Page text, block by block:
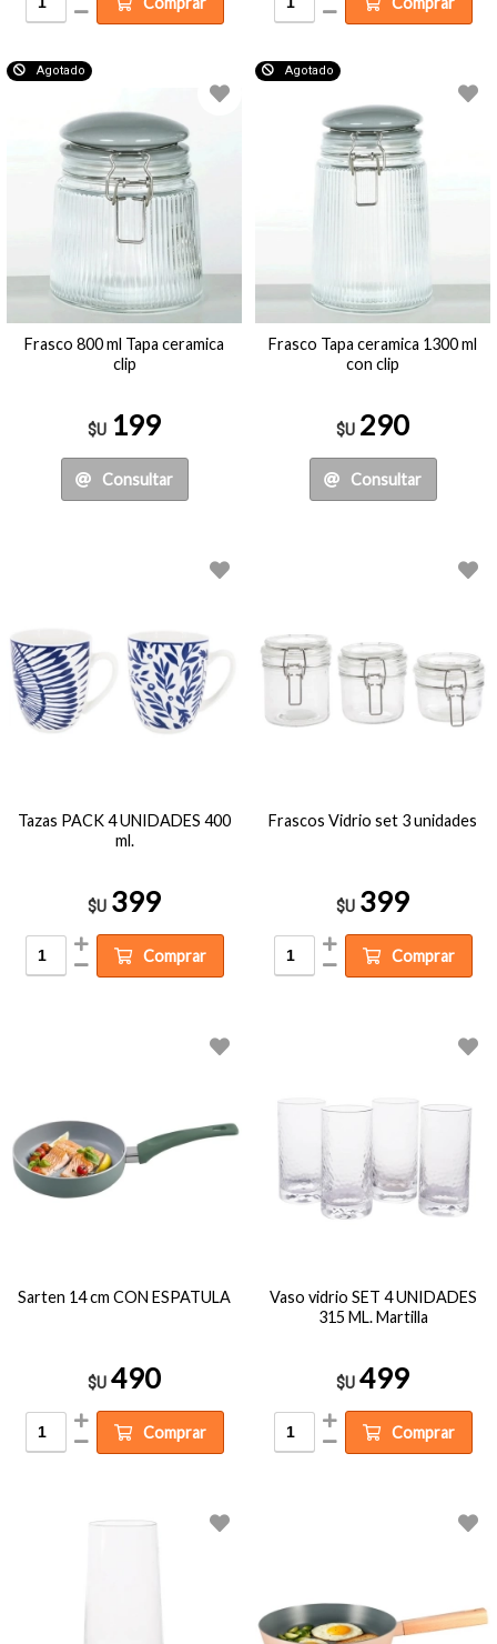
Agotado
Frasco 800 ml Tapa ceramica
clip
$U 199
Consultar
Agotado
Frasco Tapa ceramica 1300 ml
con clip
$U 290
Consultar
Tazas PACK 4 UNIDADES 400
ml.
$U 399
Comprar
Frascos Vidrio set 3 unidades
$U 399
Comprar
Sarten 14 cm CON ESPATULA
$U 490
Comprar
Vaso vidrio SET 4 UNIDADES
315 ML. Martilla
$U 499
Comprar